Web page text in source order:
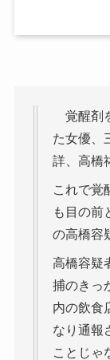
覚醒剤
た女優、
詳、高橋
これで覚
も目の前
の高橋容
高橋容疑
捕のきっ
内の飲食
なり通報
ことじゃ